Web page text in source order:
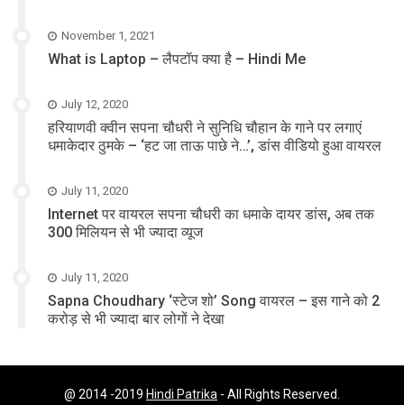
November 1, 2021
What is Laptop – लैपटॉप क्या है – Hindi Me
July 12, 2020
हरियाणवी क्वीन सपना चौधरी ने सुनिधि चौहान के गाने पर लगाएं
धमाकेदार ठुमके – ‘हट जा ताऊ पाछे ने…’, डांस वीडियो हुआ वायरल
July 11, 2020
Internet पर वायरल सपना चौधरी का धमाके दायर डांस, अब तक
300 मिलियन से भी ज्यादा व्यूज
July 11, 2020
Sapna Choudhary ‘स्टेज शो’ Song वायरल – इस गाने को 2
करोड़ से भी ज्यादा बार लोगों ने देखा
@ 2014 -2019 Hindi Patrika - All Rights Reserved.